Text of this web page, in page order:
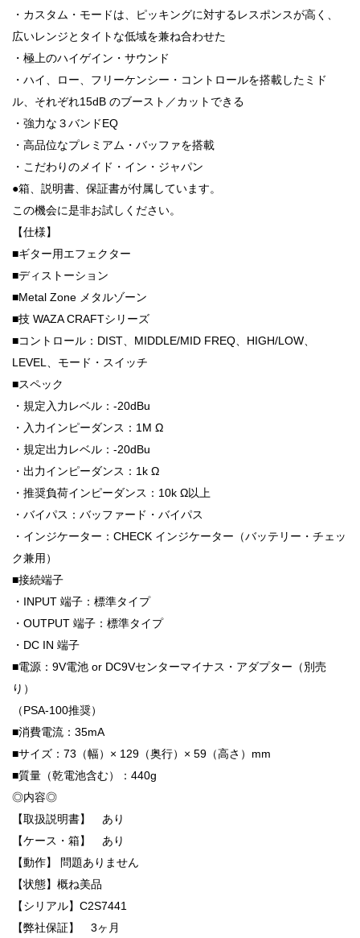
・カスタム・モードは、ピッキングに対するレスポンスが高く、
広いレンジとタイトな低域を兼ね合わせた
・極上のハイゲイン・サウンド
・ハイ、ロー、フリーケンシー・コントロールを搭載したミド
ル、それぞれ15dB のブースト／カットできる
・強力な３バンドEQ
・高品位なプレミアム・バッファを搭載
・こだわりのメイド・イン・ジャパン
●箱、説明書、保証書が付属しています。
この機会に是非お試しください。
【仕様】
■ギター用エフェクター
■ディストーション
■Metal Zone メタルゾーン
■技 WAZA CRAFTシリーズ
■コントロール：DIST、MIDDLE/MID FREQ、HIGH/LOW、
LEVEL、モード・スイッチ
■スペック
・規定入力レベル：-20dBu
・入力インピーダンス：1M Ω
・規定出力レベル：-20dBu
・出力インピーダンス：1k Ω
・推奨負荷インピーダンス：10k Ω以上
・バイパス：バッファード・バイパス
・インジケーター：CHECK インジケーター（バッテリー・チェッ
ク兼用）
■接続端子
・INPUT 端子：標準タイプ
・OUTPUT 端子：標準タイプ
・DC IN 端子
■電源：9V電池 or DC9Vセンターマイナス・アダプター（別売
り）
（PSA-100推奨）
■消費電流：35mA
■サイズ：73（幅）× 129（奥行）× 59（高さ）mm
■質量（乾電池含む）：440g
◎内容◎
【取扱説明書】 あり
【ケース・箱】 あり
【動作】 問題ありません
【状態】概ね美品
【シリアル】C2S7441
【弊社保証】 3ヶ月